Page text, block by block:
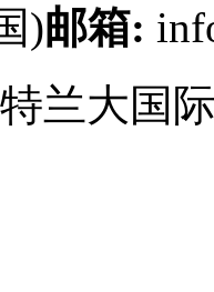
)邮箱:
兰大国